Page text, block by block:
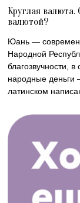
Круглая
валютой?
Юань —
Народной
благозвучности,
народные деньги
латинском